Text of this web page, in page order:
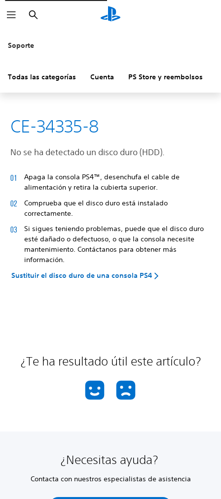
Buscar
Soporte
Todas las categorías Cuenta PS Store y reembolsos
CE-34335-8
No se ha detectado un disco duro (HDD).
Apaga la consola PS4™, desenchufa el cable de
alimentación y retira la cubierta superior.
Comprueba que el disco duro está instalado
correctamente.
Si sigues teniendo problemas, puede que el disco duro
esté dañado o defectuoso, o que la consola necesite
mantenimiento. Contáctanos para obtener más
información.
Sustituir el disco duro de una consola PS4
¿Te ha resultado útil este artículo?
¿Necesitas ayuda?
Contacta con nuestros especialistas de asistencia